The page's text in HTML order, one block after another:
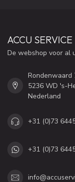
ACCU
De webshop voor al
Rondenwaard
5236 WD 's-
Nederland
+31 (0)73
+31 (0)73